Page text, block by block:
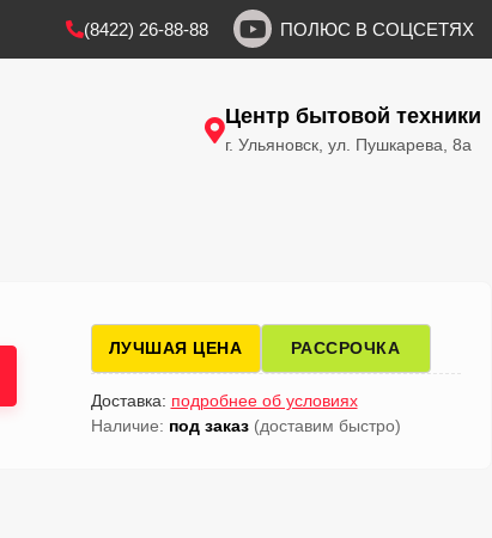
(8422) 26-88-88 ПОЛЮС В СОЦСЕТЯХ
Центр бытовой техники
г. Ульяновск, ул. Пушкарева, 8а
ЛУЧШАЯ ЦЕНА РАССРОЧКА
Доставка: подробнее об условиях
Наличие: под заказ(доставим быстро)